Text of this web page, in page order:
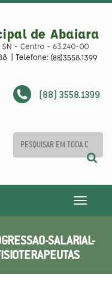
(88) 3558.1399
Toggle
SALARIAL-